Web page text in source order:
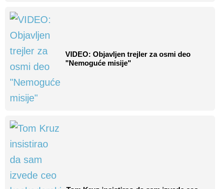
VIDEO: Objavljen trejler za osmi deo
"Nemoguće misije"